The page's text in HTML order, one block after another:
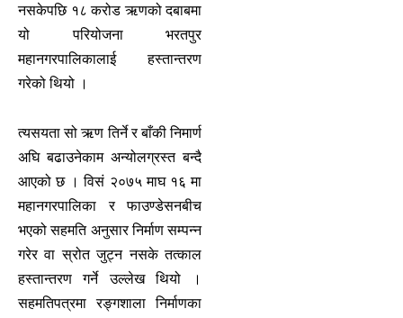
नसकेपछि १८ करोड ऋणको दबाबमा
यो परियोजना भरतपुर
महानगरपालिकालाई हस्तान्तरण
गरेको थियो ।
त्यसयता सो ऋण तिर्ने र बाँकी निमार्ण
अघि बढाउनेकाम अन्योलग्रस्त बन्दै
आएको छ । विसं २०७५ माघ १६ मा
महानगरपालिका र फाउण्डेसनबीच
भएको सहमति अनुसार निर्माण सम्पन्न
गरेर वा स्रोत जुट्न नसके तत्काल
हस्तान्तरण गर्ने उल्लेख थियो ।
सहमतिपत्रमा रङ्गशाला निर्माणका